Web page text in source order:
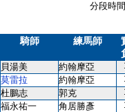
分段時
騎師 練馬師
貝湯美 約翰摩亞
莫雷拉 約翰摩亞
杜鵬志 郭克
福永祐一 角居勝彥